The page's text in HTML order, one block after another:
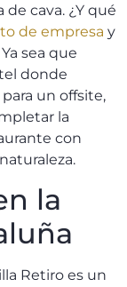
cava. ¿Y qué
de empresa y
sea que
donde
un offsite,
la
con
la
Retiro es un